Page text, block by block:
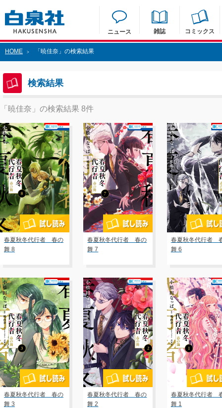
ニュース 雑誌 コミックス
HOME > 「暁佳奈」の検索結果
検索結果
「暁佳奈」の検索結果 8件
春夏秋冬代行者 春の
舞 8
春夏秋冬代行者 春の
舞 7
春夏秋冬代行者
舞 6
春夏秋冬代行者 春の
舞 3
春夏秋冬代行者 春の
舞 2
春夏秋冬代行者
舞 1